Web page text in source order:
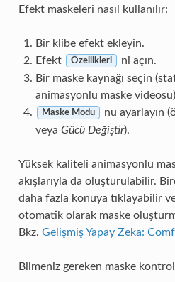
Efekt maskeleri nasıl kullanılır:
Bir klibe efekt ekleyin.
Efekt
Özellikleri
ni açın.
Bir maske kaynağı seçin
animasyonlu maske
Maske Modu nu ayarlayın
veya Gücü Değiştir).
Yüksek kaliteli animasyonlu
akışlarıyla da oluşturulabilir.
daha fazla konuya tıklayabilir
otomatik olarak maske
Bkz. Gelişmiş Yapay Zeka:
Bilmeniz gereken maske